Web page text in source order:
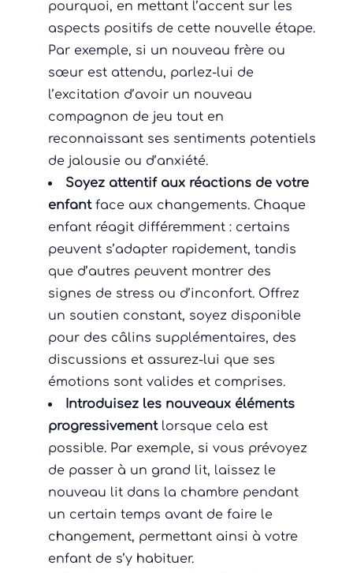
pourquoi, en mettant l’accent sur les
aspects positifs de cette nouvelle étape.
Par exemple, si un nouveau frère ou
sœur est attendu, parlez-lui de
l’excitation d’avoir un nouveau
compagnon de jeu tout en
reconnaissant ses sentiments potentiels
de jalousie ou d’anxiété.
Soyez attentif aux réactions de votre
enfantface aux changements. Chaque
enfant réagit différemment : certains
peuvent s’adapter rapidement, tandis
que d’autres peuvent montrer des
signes de stress ou d’inconfort. Offrez
un soutien constant, soyez disponible
pour des câlins supplémentaires, des
discussions et assurez-lui que ses
émotions sont valides et comprises.
Introduisez les nouveaux éléments
progressivementlorsque cela est
possible. Par exemple, si vous prévoyez
de passer à un grand lit, laissez le
nouveau lit dans la chambre pendant
un certain temps avant de faire le
changement, permettant ainsi à votre
enfant de s’y habituer.